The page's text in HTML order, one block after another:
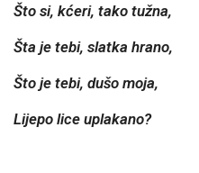
Što si, kćeri, tako tužna,
Šta je tebi, slatka hrano,
Što je tebi, dušo moja,
Lijepo lice uplakano?